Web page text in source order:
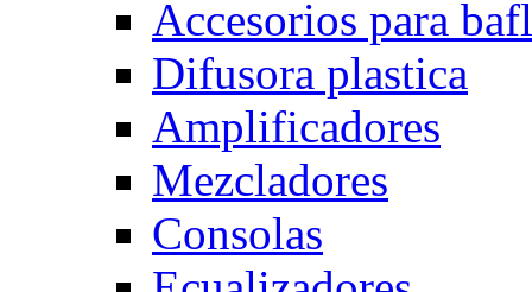
Accesorios para
Difusora plastica
Amplificadores
Mezcladores
Consolas